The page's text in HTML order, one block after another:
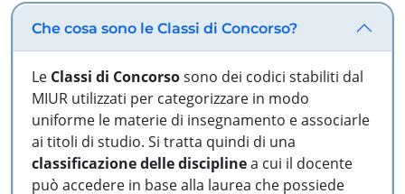
Che cosa sono le Classi di Concorso?
Le Classi di Concorsosono dei codici stabiliti dal
MIUR utilizzati per categorizzare in modo
uniforme le materie di insegnamento e associarle
ai titoli di studio. Si tratta quindi di una
classificazione delle disciplinea cui il docente
può accedere in base alla laurea che possiede